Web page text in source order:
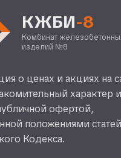
КЖБИ-8
Комбинат
изделий №8
о ценах и акциях на
характер
офертой,
положениями статей
Кодекса.